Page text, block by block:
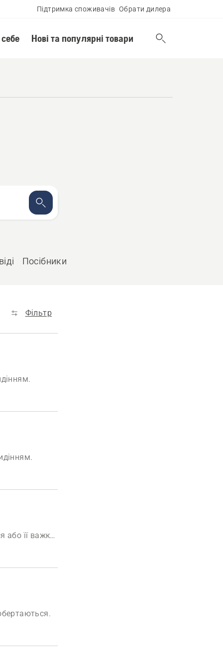
Підтримка споживачів Обрати дилера
Нові та популярні товари
Посібники
Фільтр
або її важко